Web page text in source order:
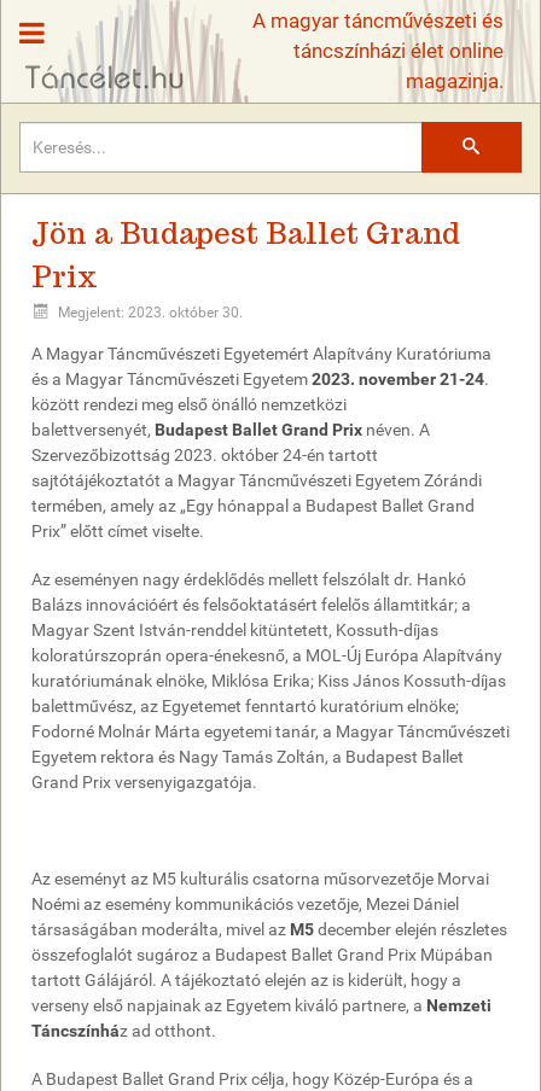
A magyar táncművészeti és
táncszínházi élet online
magazinja.
Jön a Budapest Ballet Grand
Prix
Megjelent: 2023. október 30.
A Magyar Táncművészeti Egyetemért Alapítvány Kuratóriuma
és a Magyar Táncművészeti Egyetem2023. november 21-24.
között rendezi meg első önálló nemzetközi
balettversenyét, Budapest Ballet Grand Prix néven. A
Szervezőbizottság 2023. október 24-én tartott
sajtótájékoztatót a Magyar Táncművészeti Egyetem Zórándi
termében, amely az „Egy hónappal a Budapest Ballet Grand
Prix” előtt címet viselte.
Az eseményen nagy érdeklődés mellett felszólalt dr. Hankó
Balázs innovációért és felsőoktatásért felelős államtitkár; a
Magyar Szent István-renddel kitüntetett, Kossuth-díjas
koloratúrszoprán opera-énekesnő, a MOL-Új Európa Alapítvány
kuratóriumának elnöke, Miklósa Erika; Kiss János Kossuth-díjas
balettművész, az Egyetemet fenntartó kuratórium elnöke;
Fodorné Molnár Márta egyetemi tanár, a Magyar Táncművészeti
Egyetem rektora és Nagy Tamás Zoltán, a Budapest Ballet
Grand Prix versenyigazgatója.
Az eseményt az M5 kulturális csatorna műsorvezetője Morvai
Noémi az esemény kommunikációs vezetője, Mezei Dániel
társaságában moderálta, mivel az M5december elején részletes
összefoglalót sugároz a Budapest Ballet Grand Prix Müpában
tartott Gálájáról. A tájékoztató elején az is kiderült, hogy a
verseny első napjainak az Egyetem kiváló partnere, a Nemzeti
Táncszínház ad otthont.
A Budapest Ballet Grand Prix célja, hogy Közép-Európa és a